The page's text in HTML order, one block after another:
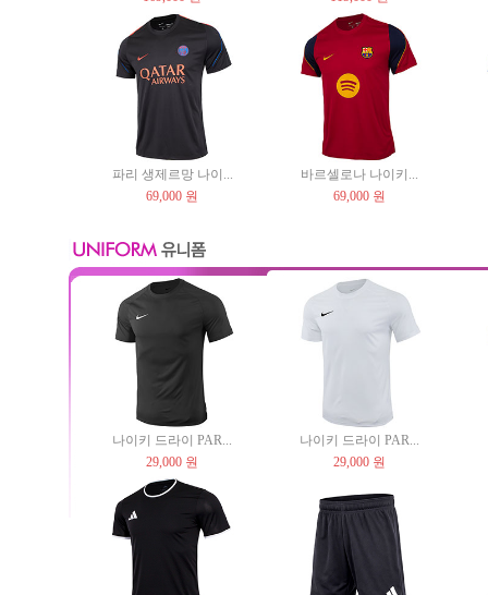
파리 생제르망 나이...
69,000 원
바르셀로나 나이키...
69,000 원
나이키 드라이 PAR...
29,000 원
나이키 드라이 PAR...
29,000 원